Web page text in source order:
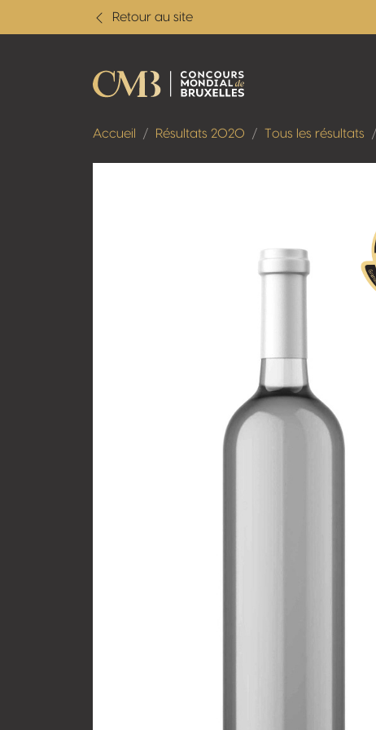
Retour au site
Accueil Résultats 2020 Tous les résultats